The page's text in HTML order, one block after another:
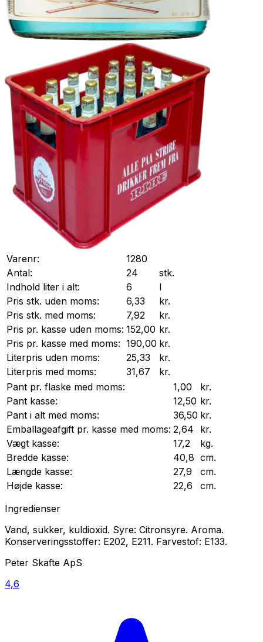
Varenr:
1280
Antal:
24
stk.
Indhold liter i alt:
6
l
Pris stk. uden moms:
6,33
kr.
Pris stk. med moms:
7,92
kr.
Pris pr. kasse uden moms: 152,00 kr.
Pris pr. kasse med moms: 190,00 kr.
Literpris uden moms:
25,33
kr.
Literpris med moms:
31,67
kr.
Pant pr. flaske med moms: 1,00
kr.
Pant kasse: 12,50 kr.
Pant i alt med moms:
36,50 kr.
Emballageafgift pr. kasse med moms: 2,64
kr.
Vægt kasse: 17,2
kg.
Bredde kasse: 40,8 cm.
Længde kasse: 27,9
cm.
Højde kasse: 22,6
cm.
Ingredienser
Vand, sukker, kuldioxid. Syre: Citronsyre. Aroma.
Konserveringsstoffer: E202, E211. Farvestof: E133.
Peter Skafte ApS
4,6